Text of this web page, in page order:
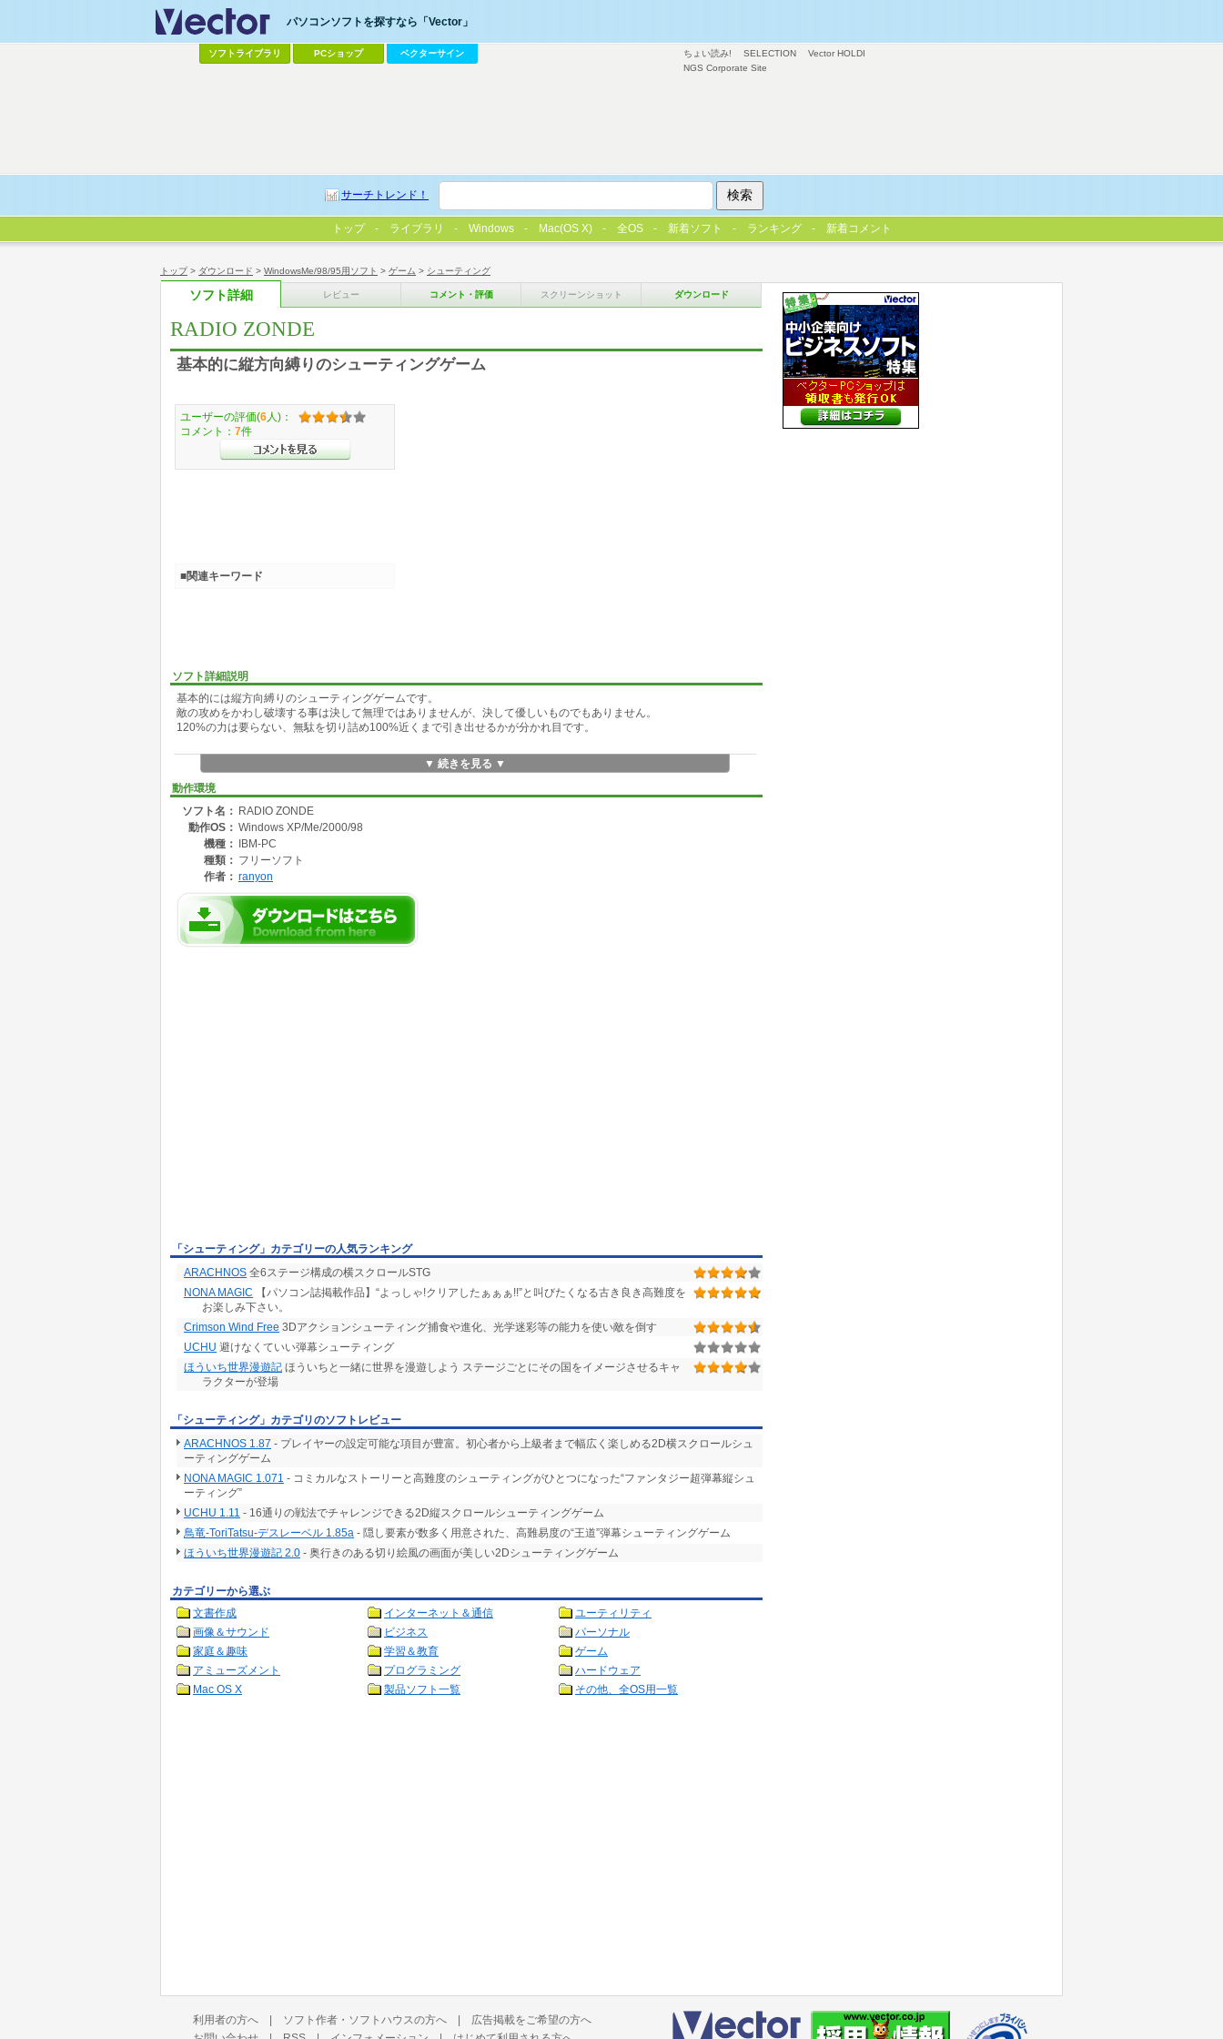
トップ> ダウンロード > WindowsMe/98/95用ソフト > ゲーム > シューティング
ソフト詳細 レビュー コメント・評価 スクリーンショット ダウンロード
RADIO ZONDE
基本的に縦方向縛りのシューティングゲーム
ソフト詳細説明
基本的には縦方向縛りのシューティングゲームです。
敵の攻めをかわし破壊する事は決して無理ではありませんが、決して優しいものでもありません。
120%の力は要らない、無駄を切り詰め100%近くまで引き出せるかが分かれ目です。
▼ 続きを見る ▼
動作環境
ソフト名： RADIO ZONDE
動作OS： Windows XP/Me/2000/98
機種：
IBM-PC
種類： フリーソフト
作者： ranyon
ユーザーの評価(6 人)：
コメント： 7件
■関連キーワード
「シューティング」カテゴリーの人気ランキング
ARACHNOS 全6ステージ構成の横スクロールSTG
NONA MAGIC 【パソコン誌掲載作品】“よっしゃ!クリアしたぁぁぁ!!”と叫びたくなる古き良き高難度を
お楽しみ下さい。
Crimson Wind Free 3Dアクションシューティング捕食や進化、光学迷彩等の能力を使い敵を倒す
UCHU 避けなくていい弾幕シューティング
ほういち世界漫遊記 ほういちと一緒に世界を漫遊しよう ステージごとにその国をイメージさせるキャ
ラクターが登場
「シューティング」カテゴリのソフトレビュー
ARACHNOS 1.87 - プレイヤーの設定可能な項目が豊富。初心者から上級者まで幅広く楽しめる2D横スクロールシュ
ーティングゲーム
NONA MAGIC 1.071 - コミカルなストーリーと高難度のシューティングがひとつになった“ファンタジー超弾幕縦シュ
ーティング”
UCHU 1.11 - 16通りの戦法でチャレンジできる2D縦スクロールシューティングゲーム
鳥竜-ToriTatsu-デスレーベル 1.85a - 隠し要素が数多く用意された、高難易度の“王道”弾幕シューティングゲーム
ほういち世界漫遊記 2.0 - 奥行きのある切り絵風の画面が美しい2Dシューティングゲーム
カテゴリーから選ぶ
文書作成
インターネット＆通信
ユーティリティ
画像＆サウンド
ビジネス
パーソナル
家庭＆趣味
学習＆教育
ゲーム
アミューズメント
プログラミング
ハードウェア
Mac OS X
製品ソフト一覧 その他、全OS用一覧
ちょい読み! SELECTION
Vector HOLDI
NGS Corporate Site
パソコンソフトを探すなら「Vector」
ソフトライブラリ PCショップ ベクターサイン
サーチトレンド！
トップ ライブラリ Windows Mac(OS X) 全OS 新着ソフト ランキング 新着コメント
利用者の方へ | ソフト作者・ソフトハウスの方へ | 広告掲載をご希望の方へ